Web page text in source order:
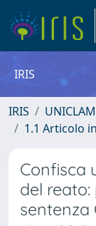
IRIS
IRIS UNICLAM
1.1 Articolo
Confisca
del reato:
sentenza